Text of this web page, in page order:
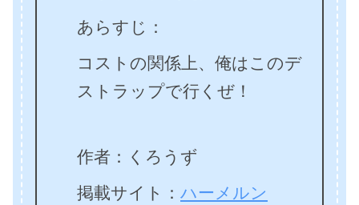
あらすじ：
コストの関係上、俺はこのデ
ストラップで行くぜ！
作者：くろうず
掲載サイト： ハーメルン